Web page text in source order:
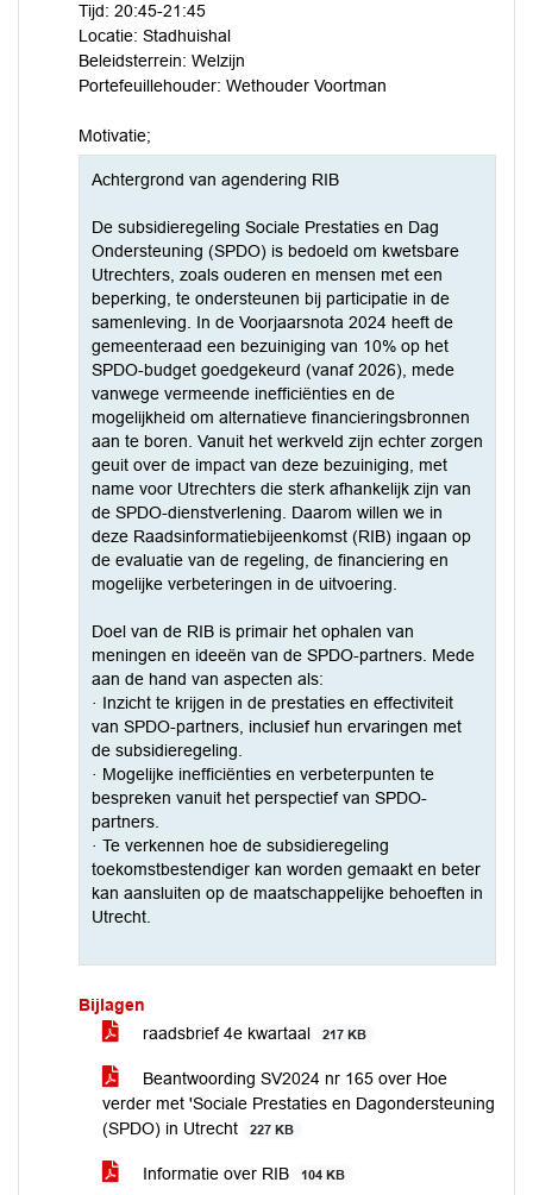
Tijd: 20:45-21:45
Locatie: Stadhuishal
Beleidsterrein: Welzijn
Portefeuillehouder: Wethouder Voortman
Motivatie;
Achtergrond van agendering RIB
De subsidieregeling Sociale Prestaties en Dag
Ondersteuning (SPDO) is bedoeld om kwetsbare
Utrechters, zoals ouderen en mensen met een
beperking, te ondersteunen bij participatie in de
samenleving. In de Voorjaarsnota 2024 heeft de
gemeenteraad een bezuiniging van 10% op het
SPDO-budget goedgekeurd (vanaf 2026), mede
vanwege vermeende inefficiënties en de
mogelijkheid om alternatieve financieringsbronnen
aan te boren. Vanuit het werkveld zijn echter zorgen
geuit over de impact van deze bezuiniging, met
name voor Utrechters die sterk afhankelijk zijn van
de SPDO-dienstverlening. Daarom willen we in
deze Raadsinformatiebijeenkomst (RIB) ingaan op
de evaluatie van de regeling, de financiering en
mogelijke verbeteringen in de uitvoering.
Doel van de RIB is primair het ophalen van
meningen en ideeën van de SPDO-partners. Mede
aan de hand van aspecten als:
· Inzicht te krijgen in de prestaties en effectiviteit
van SPDO-partners, inclusief hun ervaringen met
de subsidieregeling.
· Mogelijke inefficiënties en verbeterpunten te
bespreken vanuit het perspectief van SPDO-
partners.
· Te verkennen hoe de subsidieregeling
toekomstbestendiger kan worden gemaakt en beter
kan aansluiten op de maatschappelijke behoeften in
Utrecht.
Bijlagen
raadsbrief 4e kwartaal
217 KB
Beantwoording SV2024 nr 165 over Hoe
verder met 'Sociale Prestaties en Dagondersteuning
(SPDO) in Utrecht
227 KB
Informatie over RIB 104 KB